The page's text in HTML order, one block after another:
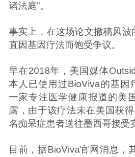
诸法庭”。
事实上，在这场论文撤稿风
直因基因疗法而饱受争议。
早在2018年，美国媒体
本人已使用过BioViva的基因
一家专注医学健康报道的美
露，由于该疗法未在美国获
名痴呆症患者送往墨西哥接受
目前，据BioViva官网消息，